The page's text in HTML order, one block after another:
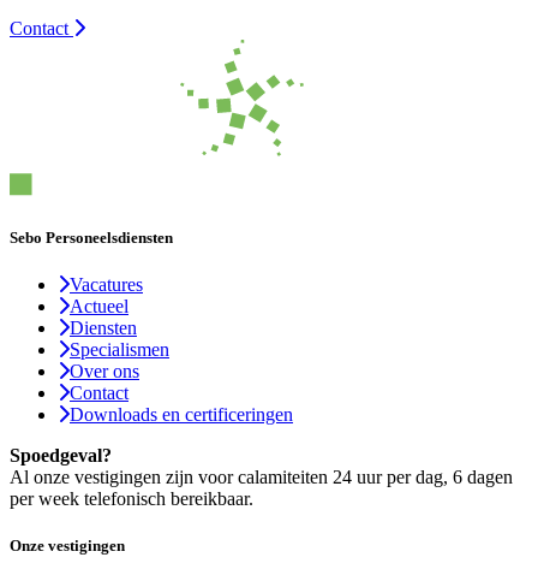
Contact
Sebo Personeelsdiensten
Vacatures
Actueel
Diensten
Specialismen
Over ons
Contact
Downloads en certificeringen
Spoedgeval?
Al onze vestigingen zijn voor calamiteiten 24 uur per dag, 6 dagen
per week telefonisch bereikbaar.
Onze vestigingen